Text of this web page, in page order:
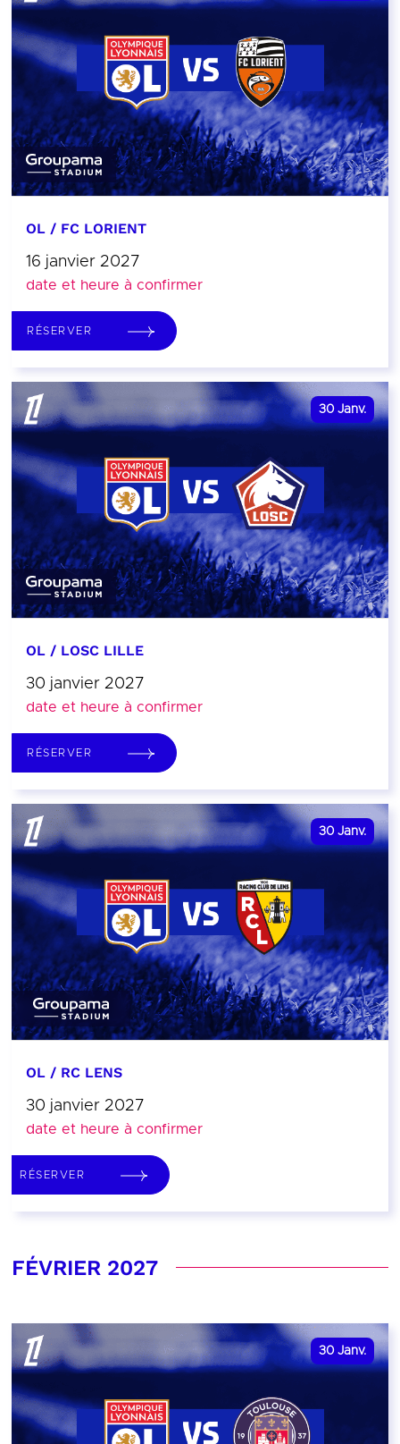
OL / FC LORIENT
16 janvier 2027
date et heure à confirmer
RÉSERVER
30 Janv.
OL / LOSC LILLE
30 janvier 2027
date et heure à confirmer
RÉSERVER
30 Janv.
OL / RC LENS
30 janvier 2027
date et heure à confirmer
RÉSERVER
FÉVRIER 2027
30 Janv.